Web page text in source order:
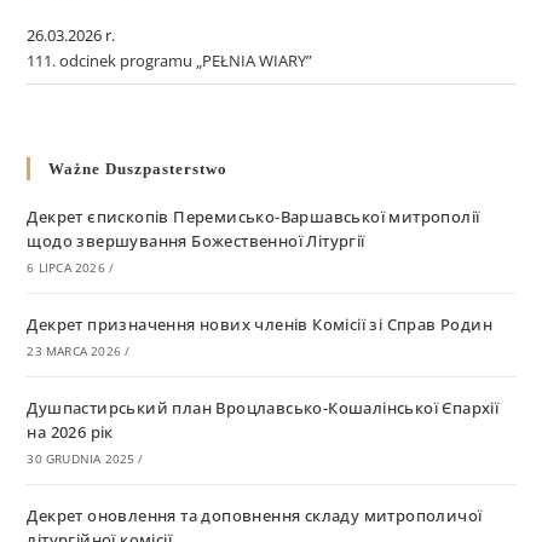
26.03.2026 r.
111. odcinek programu „PEŁNIA WIARY”
Ważne Duszpasterstwo
Декрет єпископів Перемисько-Варшавської митрополії
щодо звершування Божественної Літургії
6 LIPCA 2026 /
Декрет призначення нових членів Комісії зі Справ Родин
23 MARCA 2026 /
Душпастирський план Вроцлавсько-Кошалінської Єпархії
на 2026 рік
30 GRUDNIA 2025 /
Декрет оновлення та доповнення складу митрополичої